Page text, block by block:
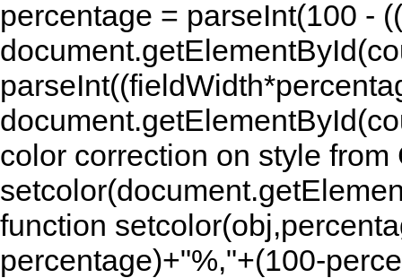
percentage = parseInt(100 -
color correction on style
function
percentage)+"%,"+(100-